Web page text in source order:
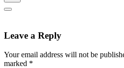
Leave a Reply
Your email address will not be
marked *